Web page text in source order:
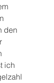
den
ich